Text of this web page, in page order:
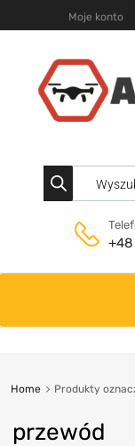
Moje konto
Home Produkty
przewód